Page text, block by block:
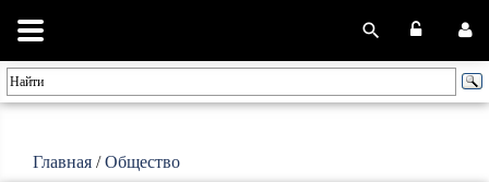
Главная /Общество